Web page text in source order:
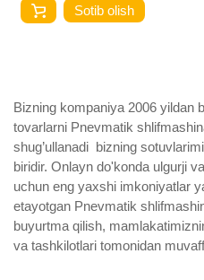
Sotib olish
Bizning kompaniya 2006 yildan
tovarlarni Pnevmatik
shug’ullanadi ­ bizning
biridir. Onlayn do'konda ulgurji
uchun eng yaxshi imkoniyatlar
etayotgan Pnevmatik
buyurtma qilish,
va tashkilotlari tomonidan